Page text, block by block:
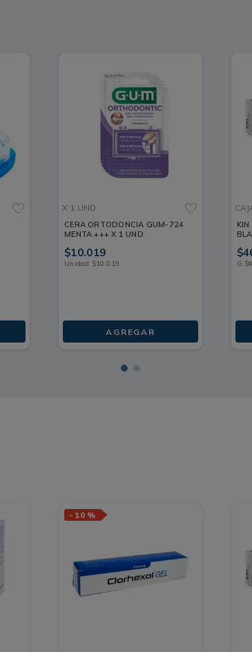
X 1 UND
CERA ORTODONCIA GUM-724
MENTA +++ X 1 UND
$10.019
Unidad $10.019
AGREGAR
KIN
$
G $
- 10 %